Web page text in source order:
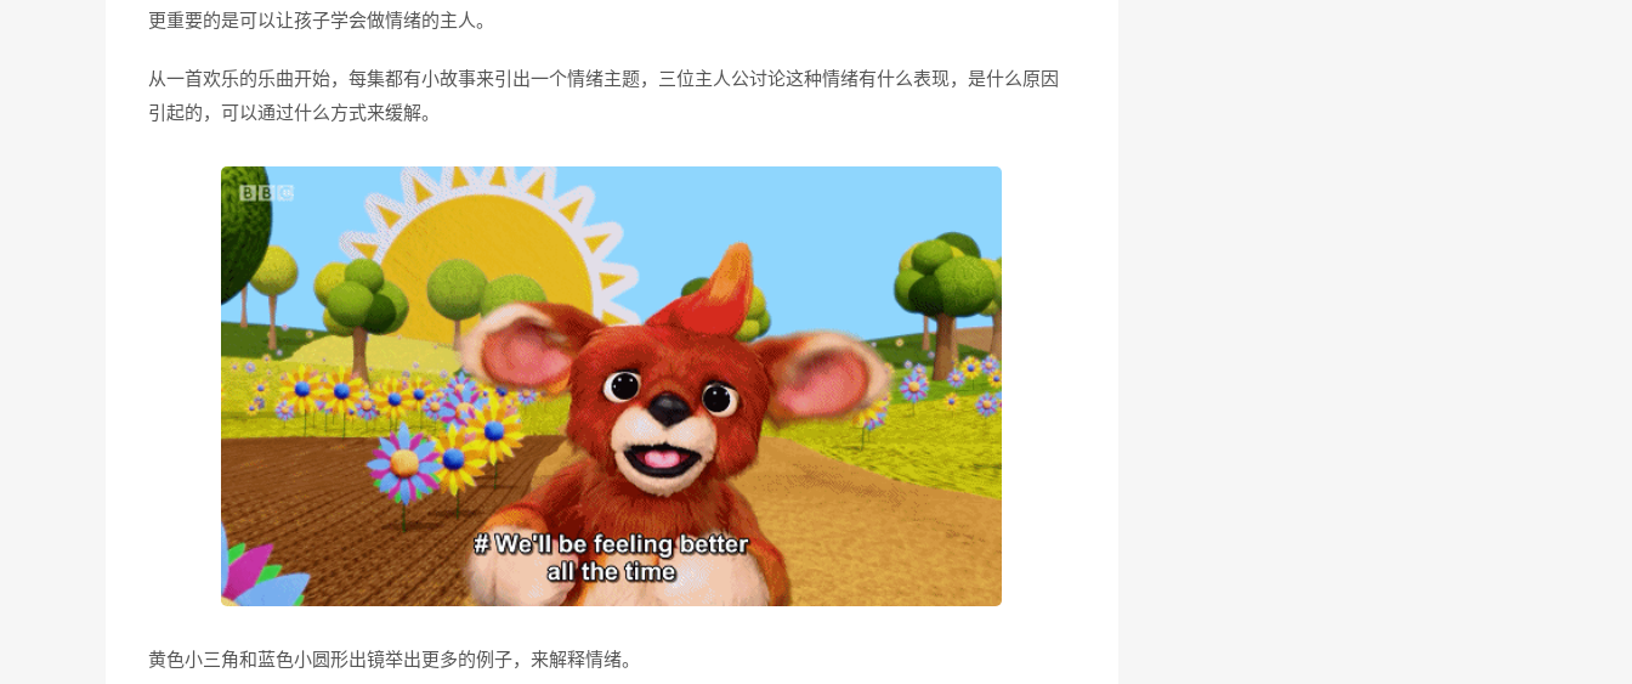
更重要的是可以让孩子学会做情绪的主人。
从一首欢乐的乐曲开始，每集都有小故事来引出一个情绪主题，三位主人公讨论这种情绪有什么表现，是什么原因
引起的，可以通过什么方式来缓解。
黄色小三角和蓝色小圆形出镜举出更多的例子，来解释情绪。